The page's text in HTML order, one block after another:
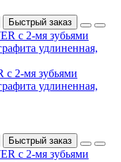
Быстрый заказ
с 2-мя зубьями
удлиненная,
Быстрый заказ